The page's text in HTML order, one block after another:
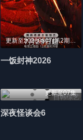
更新至20260807(第2期加更)
一饭封神2026
日韩综艺
更新至07集
深夜怪谈会6